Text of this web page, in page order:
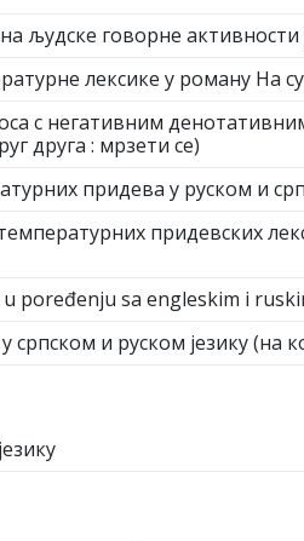
људске говорне
лексике у роману На
с негативним
друга : мрзети се)
придева у руском и
придевских
poređenju sa engleskim i
српском и руском језику